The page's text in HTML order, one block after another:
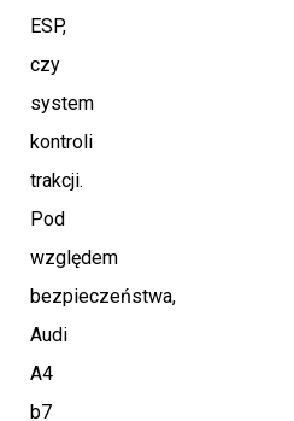
ESP,
czy
system
kontroli
trakcji.
Pod
względem
bezpieczeństwa,
Audi
A4
b7